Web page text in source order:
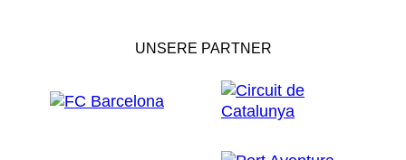
UNSERE PARTNER